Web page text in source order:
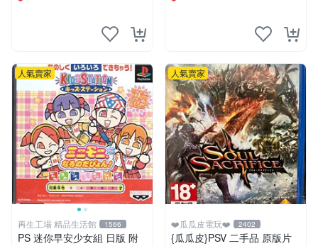
人氣賣家
再生工場 精品生活館 1566
PS 迷你早安少女組 日版 附
人氣賣家
❤️瓜瓜皮電玩❤️ 2402
{瓜瓜皮}PSV 二手品 原版片